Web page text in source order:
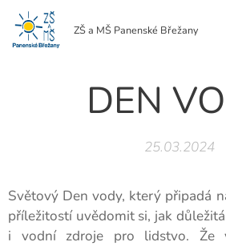
ZŠ a MŠ Panenské Břežany
DEN
25.03.2024
Světový Den vody, který připadá
příležitostí uvědomit si, jak
i vodní zdroje pro lidstvo. Že